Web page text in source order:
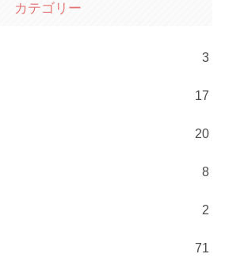
カテゴリー
3
17
20
8
2
71